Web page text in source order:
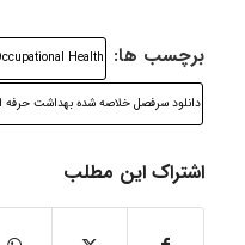
برچسب ها: Health
دانلود سرفصل خلاصه شده بهداشت حرفه
اشتراک این مطلب